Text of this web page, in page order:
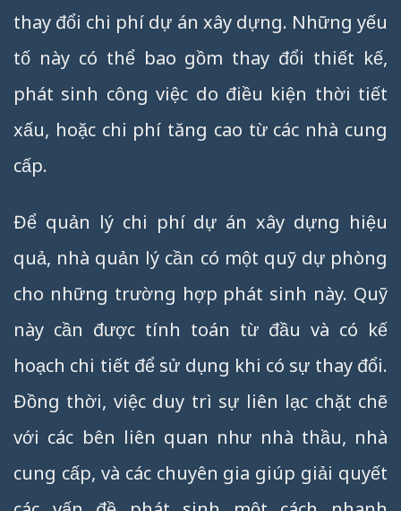
thay đổi chi phí dự án xây dựng. Những yếu
tố này có thể bao gồm thay đổi thiết kế,
phát sinh công việc do điều kiện thời tiết
xấu, hoặc chi phí tăng cao từ các nhà cung
cấp.
Để quản lý chi phí dự án xây dựng hiệu
quả, nhà quản lý cần có một quỹ dự phòng
cho những trường hợp phát sinh này. Quỹ
này cần được tính toán từ đầu và có kế
hoạch chi tiết để sử dụng khi có sự thay đổi.
Đồng thời, việc duy trì sự liên lạc chặt chẽ
với các bên liên quan như nhà thầu, nhà
cung cấp, và các chuyên gia giúp giải quyết